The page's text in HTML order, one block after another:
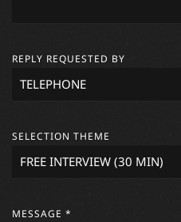
REPLY REQUESTED BY
SELECTION THEME
MESSAGE *